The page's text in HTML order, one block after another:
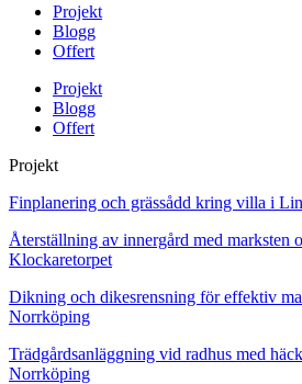
Projekt
Blogg
Offert
Projekt
Blogg
Offert
Projekt
Finplanering och grässådd kring villa i
Återställning av innergård med marksten
Klockaretorpet
Dikning och dikesrensning för effektiv
Norrköping
Trädgårdsanläggning vid radhus med
Norrköping